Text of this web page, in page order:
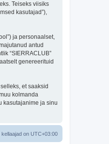
Teiseks viisiks
kasutajad”),
ja personaalset,
antud
“SIERRACLUB”
genereerituid
et saaksid
kolmanda
kasutajanime ja sinu
kellaajad on UTC+03:00